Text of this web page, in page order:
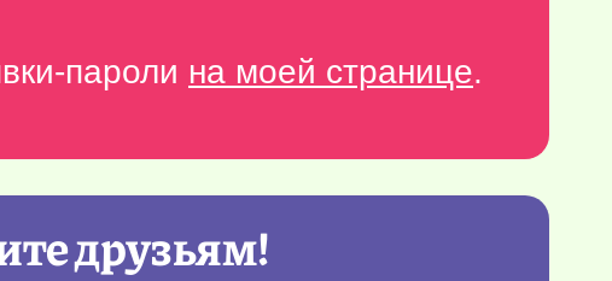
пароли на моей странице.
друзьям!